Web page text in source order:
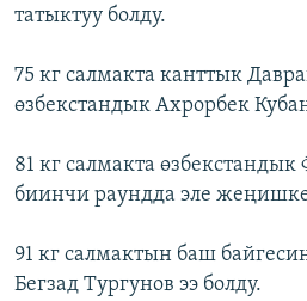
татыктуу болду.
75 кг салмакта канттык
өзбекстандык Ахрорбек
81 кг салмакта
биинчи раундда эле
91 кг салмактын баш
Бегзад Тургунов ээ болду.